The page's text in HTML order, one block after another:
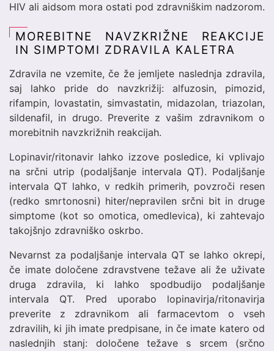
HIV ali aidsom mora ostati pod zdravniškim nadzorom.
MOREBITNE NAVZKRIŽNE REAKCIJE
IN SIMPTOMI ZDRAVILA KALETRA
Zdravila ne vzemite, če že jemljete naslednja zdravila,
saj lahko pride do navzkrižij: alfuzosin, pimozid,
rifampin, lovastatin, simvastatin, midazolan, triazolan,
sildenafil, in drugo. Preverite z vašim zdravnikom o
morebitnih navzkrižnih reakcijah.
Lopinavir/ritonavir lahko izzove posledice, ki vplivajo
na srčni utrip (podaljšanje intervala QT). Podaljšanje
intervala QT lahko, v redkih primerih, povzroči resen
(redko smrtonosni) hiter/nepravilen srčni bit in druge
simptome (kot so omotica, omedlevica), ki zahtevajo
takojšnjo zdravniško oskrbo.
Nevarnst za podaljšanje intervala QT se lahko okrepi,
če imate določene zdravstvene težave ali že uživate
druga zdravila, ki lahko spodbudijo podaljšanje
intervala QT. Pred uporabo lopinavirja/ritonavirja
preverite z zdravnikom ali farmacevtom o vseh
zdravilih, ki jih imate predpisane, in če imate katero od
naslednjih stanj: določene težave s srcem (srčno